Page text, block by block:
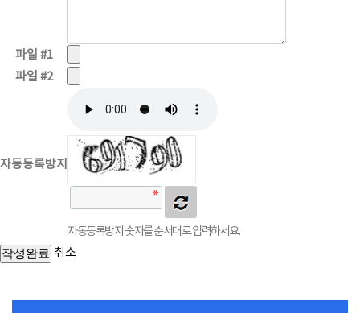
파일 #1
파일 #2
자동등록방지
자동등록방지 숫자를 순서대로 입력하세요.
취소